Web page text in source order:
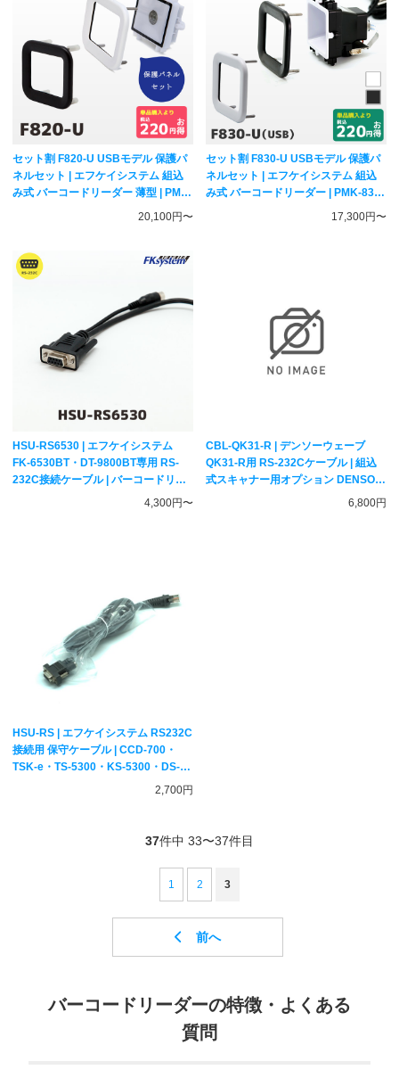
セット割 F820-U USBモデル 保護パ
ネルセット | エフケイシステム 組込
み式 バーコードリーダー 薄型 | PMK-
830 一次元二次元コード対応 固定式
20,100円〜
セット割 F830-U USBモデル 保護パ
ネルセット | エフケイシステム 組込
み式 バーコードリーダー | PMK-830
固定式 筐体用スキャナー Fksystem
17,300円〜
HSU-RS6530 | エフケイシステム
FK-6530BT・DT-9800BT専用 RS-
232C接続ケーブル | バーコードリー
ダー用オプション FKsystem
4,300円〜
CBL-QK31-R | デンソーウェーブ
QK31-R用 RS-232Cケーブル | 組込
式スキャナー用オプション DENSO
6,800円
HSU-RS | エフケイシステム RS232C
接続用 保守ケーブル | CCD-700・
TSK-e・TS-5300・KS-5300・DS-
2300・DS-3300専用オプション
2,700円
37件中 33〜37件目
1 2 3
バーコードリーダーの特徴・よくある
質問